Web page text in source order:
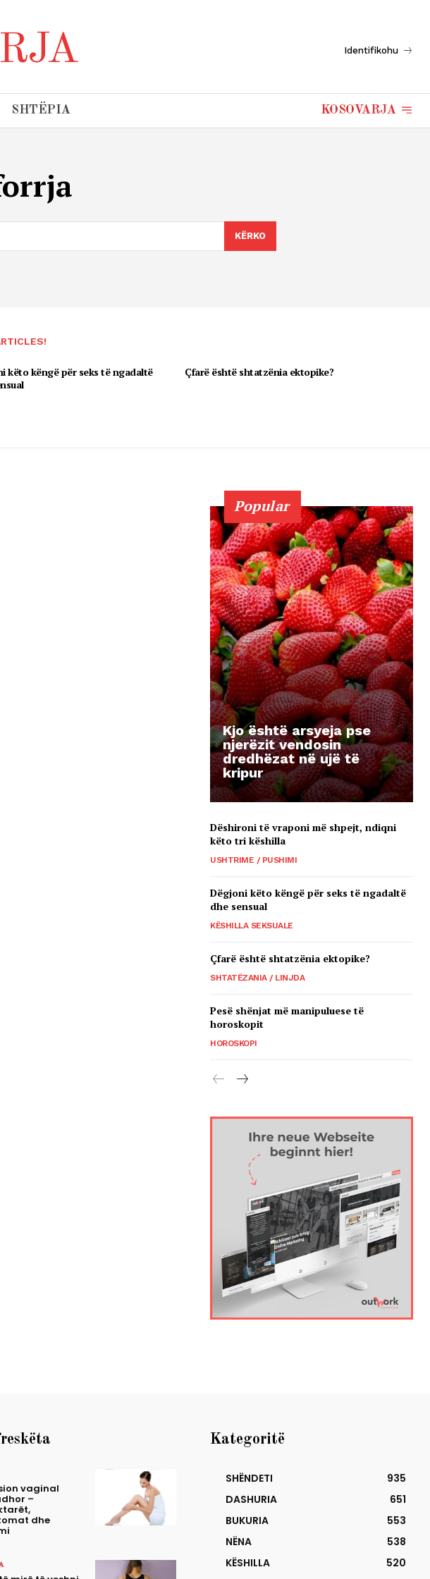
Identifikohu
SHTËPIA KOSOVARJA
KËRKO
këto këngë për seks të ngadaltë
Çfarë është shtatzënia ektopike?
Popular
Kjo është arsyeja pse
njerëzit vendosin
dredhëzat në ujë të
kripur
Dëshironi të vraponi më shpejt, ndiqni
këto tri këshilla
USHTRIME / PUSHIMI
Dëgjoni këto këngë për seks të ngadaltë
dhe sensual
KËSHILLA SEKSUALE
Çfarë është shtatzënia ektopike?
SHTATËZANIA / LINJDA
Pesë shënjat më manipuluese të
horoskopit
HOROSKOPI
vaginal
–
dhe
Kategoritë
SHËNDETI
935
DASHURIA
651
BUKURIA
553
NËNA
538
KËSHILLA
520